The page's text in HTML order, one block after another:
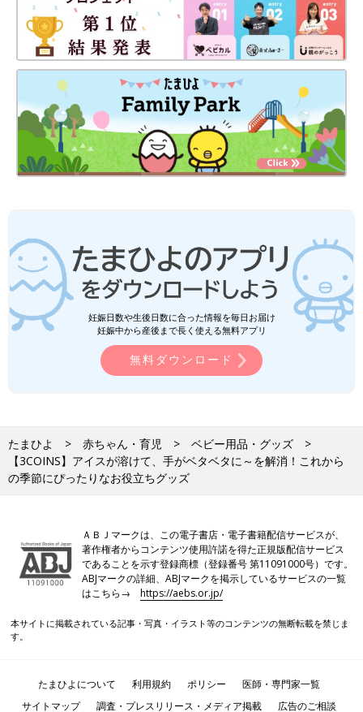
底に穴が空いているので、液体類を入れるのは難しいですが、ス
ナック菓子程度のお菓子は入れることができました。キュートな
クマさんで小ぶりなサイズがかわいらしいです！
洗って繰り返し使える
洗って繰り返し使えるので1セット持っておくと棒アイスを食べ
るときにいつも使えます。なお、直火・電子レンジ・オーブン・
食洗機・乾燥機は使用できません。また、冷凍庫に入れるのも控
妊娠日数や生後日数に合った情報を毎日お届け
妊娠中から産後まで長く使える無料アプリ
無料ダウンロード
たまひよ 赤ちゃん・育児
ベビー用品・グッズ
【3COINS】アイスが溶けて、手がベタベタに～を解消！これから
の季節にぴったりなお役立ちグッズ
ＡＢＪマークは、この電子書店・電子書籍配信サービスが、
著作権者からコンテンツ使用許諾を得た正規版配信サービス
であることを示す登録商標（登録番号 第11091000号）です。
ABJマークの詳細、ABJマークを掲示しているサービスの一覧
はこちら→https://aebs.or.jp/
本サイトに掲載されている記事・写真・イラスト等のコンテンツの無断転載を禁じま
す。
たまひよについて 利用規約 ポリシー
医師・専門家一覧
サイトマップ
調査・プレスリリース・メディア掲載 広告のご相談